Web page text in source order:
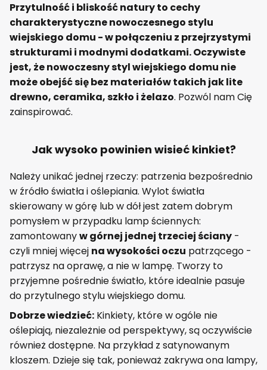
Przytulność i bliskość natury to cechy
charakterystyczne nowoczesnego stylu
wiejskiego domu - w połączeniu z przejrzystymi
strukturami i modnymi dodatkami. Oczywiste
jest, że nowoczesny styl wiejskiego domu nie
może obejść się bez materiałów takich jak lite
drewno, ceramika, szkło i żelazo. Pozwól nam Cię
zainspirować.
Jak wysoko powinien wisieć kinkiet?
Należy unikać jednej rzeczy: patrzenia bezpośrednio
w źródło światła i oślepiania. Wylot światła
skierowany w górę lub w dół jest zatem dobrym
pomysłem w przypadku lamp ściennych:
zamontowanyw górnej jednej trzeciej ściany -
czyli mniej więcej na wysokości oczu patrzącego -
patrzysz na oprawę, a nie w lampę. Tworzy to
przyjemne pośrednie światło, które idealnie pasuje
do przytulnego stylu wiejskiego domu.
Dobrze wiedzieć: Kinkiety, które w ogóle nie
oślepiają, niezależnie od perspektywy, są oczywiście
również dostępne. Na przykład z satynowanym
kloszem. Dzieje się tak, ponieważ zakrywa ona lampy,